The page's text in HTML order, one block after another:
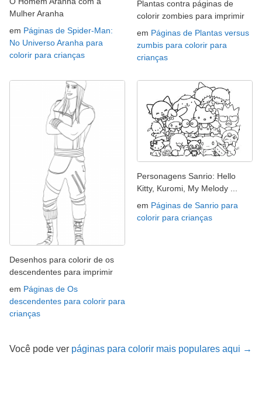
Mulher Aranha
em Páginas de Spider-Man:
No Universo Aranha para
colorir para crianças
Plantas contra páginas de
colorir zombies para imprimir
em Páginas de Plantas versus
zumbis para colorir para
crianças
Desenhos para colorir de os
descendentes para imprimir
em Páginas de Os
descendentes para colorir para
crianças
Personagens Sanrio: Hello
Kitty, Kuromi, My Melody ...
em Páginas de Sanrio para
colorir para crianças
Você pode ver páginas para colorir mais populares aqui →